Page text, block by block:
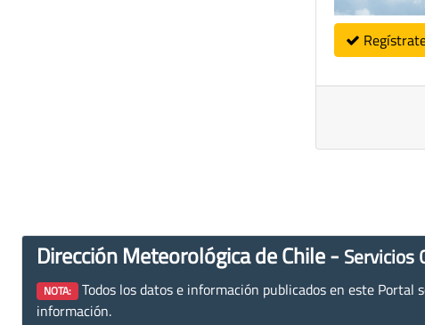
Dirección Meteorológica de Chile - Servicios
NOTA: Todos los datos e información publicados en este Portal
información.